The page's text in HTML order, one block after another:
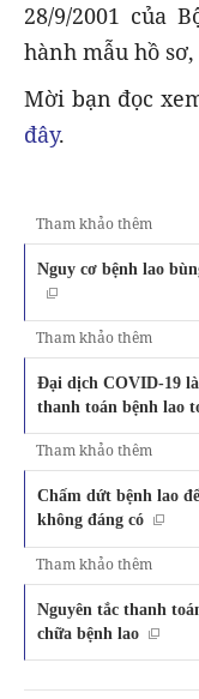
28/9/2001 của
hành mẫu hồ
Mời bạn đọc
đây.
Tham khảo thêm
Nguy cơ bệnh lao
Tham khảo thêm
Đại dịch COVID-19
thanh toán bệnh lao
Tham khảo thêm
Chấm dứt bệnh lao
không đáng có
Tham khảo thêm
Nguyên tắc thanh
chữa bệnh lao